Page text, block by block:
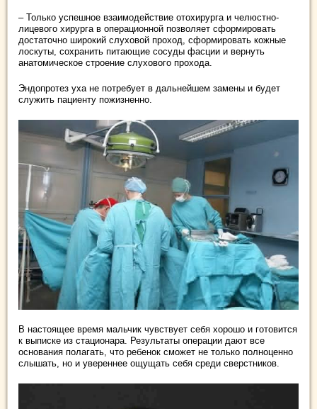
– Только успешное взаимодействие отохирурга и челюстно-
лицевого хирурга в операционной позволяет сформировать
достаточно широкий слуховой проход, сформировать кожные
лоскуты, сохранить питающие сосуды фасции и вернуть
анатомическое строение слухового прохода.
Эндопротез уха не потребует в дальнейшем замены и будет
служить пациенту пожизненно.
В настоящее время мальчик чувствует себя хорошо и готовится
к выписке из стационара. Результаты операции дают все
основания полагать, что ребенок сможет не только полноценно
слышать, но и увереннее ощущать себя среди сверстников.